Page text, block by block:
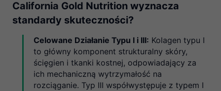
California Gold Nutrition wyznacza
standardy skuteczności?
Celowane Działanie Typu I i III: Kolagen typu I
to główny komponent strukturalny skóry,
ścięgien i tkanki kostnej, odpowiadający za
ich mechaniczną wytrzymałość na
rozciąganie. Typ III współwystępuje z typem I